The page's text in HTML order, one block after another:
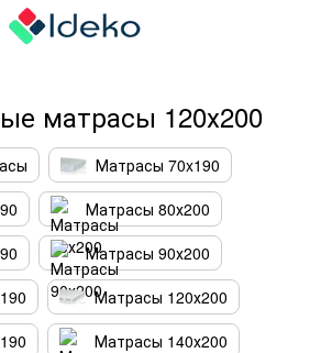
матрасы 120х200
Матрасы 70x190
Матрасы 80х200
Матрасы 90х200
Матрасы 120х200
Матрасы 140х200